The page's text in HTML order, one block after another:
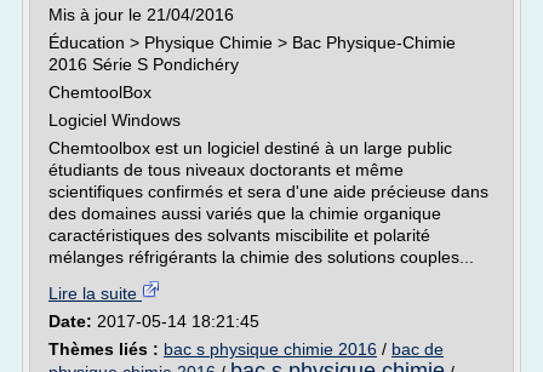
Mis à jour le 21/04/2016
Éducation > Physique Chimie > Bac Physique-Chimie
2016 Série S Pondichéry
ChemtoolBox
Logiciel Windows
Chemtoolbox est un logiciel destiné à un large public
étudiants de tous niveaux doctorants et même
scientifiques confirmés et sera d'une aide précieuse dans
des domaines aussi variés que la chimie organique
caractéristiques des solvants miscibilite et polarité
mélanges réfrigérants la chimie des solutions couples...
Lire la suite
Date: 2017-05-14 18:21:45
Thèmes liés : bac s physique chimie 2016 / bac de